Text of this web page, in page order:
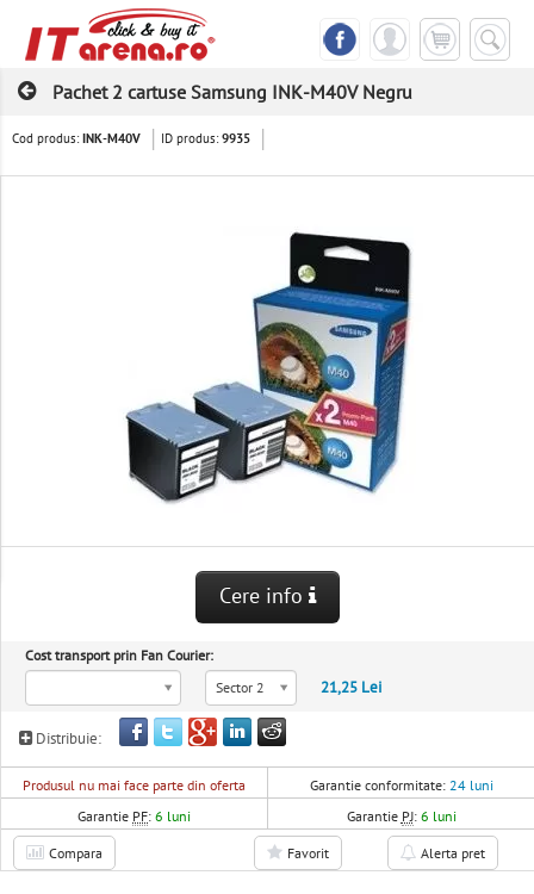
Pachet 2 cartuse Samsung INK-M40V Negru
Cod produs: INK-M40V ID produs:9935
Cere info
Cost transport prin Fan Courier:
Sector 2
21,25 Lei
Distribuie:
Produsul nu mai face parte din oferta Garantie conformitate: 24 luni
Garantie PF:6 luni Garantie PJ: 6 luni
Compara Favorit Alerta pret